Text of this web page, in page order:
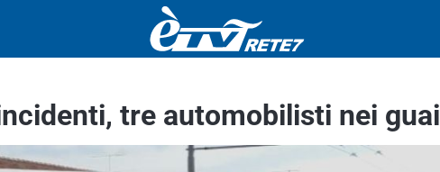
tre automobilisti nei guai